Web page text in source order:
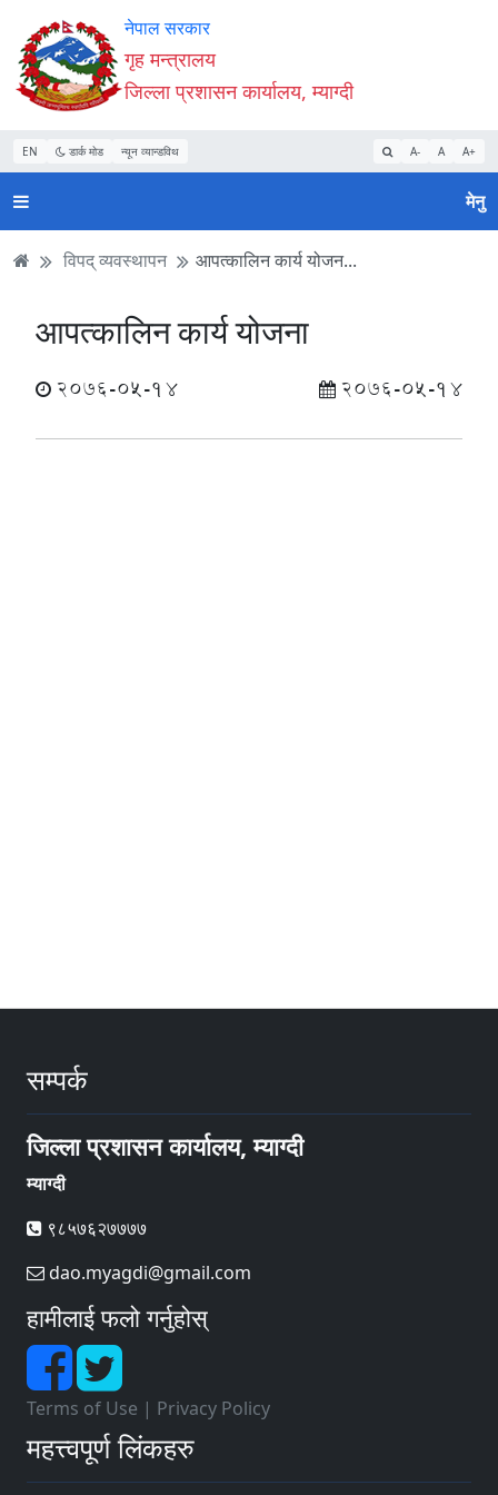
Accessibility
Mode
सुरु
गर्नुहोस्
सामाग्री
पढ्नुहाेस्
नेभिगेसन
पढ्नुहाेस्
वेबसाइट
खोजमा
जानुहोस्
नेपाल सरकार
गृह मन्त्रालय
जिल्ला प्रशासन कार्यालय, म्याग्दी
EN डार्क मोड न्यून व्यान्डविथ A- A A+
मेनु
विपद् व्यवस्थापन आपत्कालिन कार्य योजन...
आपत्कालिन कार्य योजना
2076-05-14 2076-05-14
सम्पर्क
जिल्ला प्रशासन कार्यालय, म्याग्दी
म्याग्दी
९८५७६२७७७७
dao.myagdi@gmail.com
हामीलाई फलो गर्नुहोस्
Terms of Use | Privacy Policy
महत्त्वपूर्ण लिंकहरु